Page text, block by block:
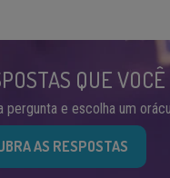
QUE
pergunta e escolha um
AS RESPOSTAS